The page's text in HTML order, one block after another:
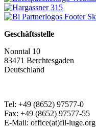
Geschäftsstelle
Nonntal 10
83471 Berchtesgaden
Deutschland
Tel: +49 (8652) 97577-0
Fax: +49 (8652) 97577-55
E-Mail: office(at)fil-luge.org